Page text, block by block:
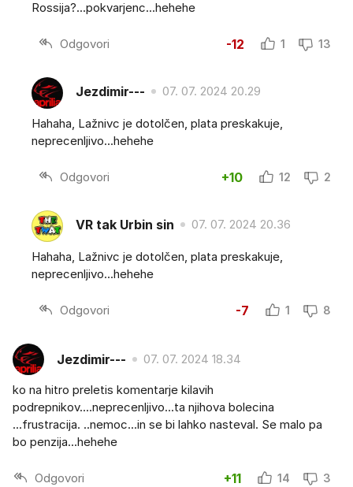
Rossija?...pokvarjenc...hehehe
Odgovori -12 1 13
Jezdimir--- 07. 07. 2024 20.29
Hahaha, Lažnivc je dotolčen, plata preskakuje,
neprecenljivo...hehehe
Odgovori +10 12 2
VR tak Urbin sin 07. 07. 2024 20.36
Hahaha, Lažnivc je dotolčen, plata preskakuje,
neprecenljivo...hehehe
Odgovori -7 1 8
Jezdimir--- 07. 07. 2024 18.34
ko na hitro preletis komentarje kilavih
podrepnikov....neprecenljivo...ta njihova bolecina
...frustracija. ..nemoc...in se bi lahko nasteval. Se malo pa
bo penzija...hehehe
Odgovori +11 14 3